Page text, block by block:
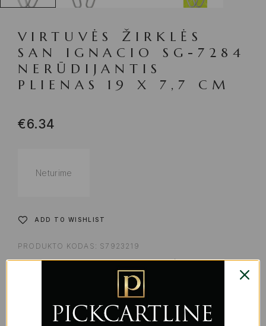
VIRTUVĖS ŽIRKLĖS
SAN IGNACIO SG-7284
NERŪDIJANTIS
PLIENAS 19 X 7,7 CM
€6.34
Neturime
ADD TO WISHLIST
PRODUKTO KODAS: S7923219
KATEGORIJOS:KITI PRIEDAI IR VIRTUVĖS REIKMENYS,
,VIRTUVĖS PRIEDAI IR
REIKMENYS MAISTO GAMINIMUI
TECHNINĖ ĮRANGA